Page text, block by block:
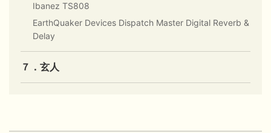
Ibanez TS808
EarthQuaker Devices Dispatch Master Digital Reverb &
Delay
７．玄人